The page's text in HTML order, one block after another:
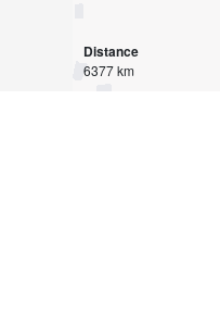
Distance
6377 km